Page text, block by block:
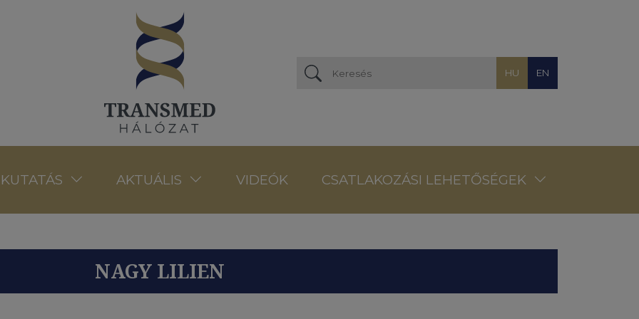
HU EN
KUTATÁS AKTUÁLIS VIDEÓK CSATLAKOZÁSI LEHETŐSÉGEK
NAGY LILIEN